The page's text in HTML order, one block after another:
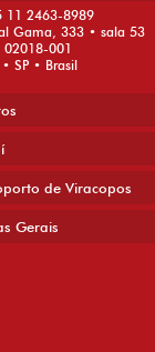
11 2463-8989
Gama, 333 • sala 53
001
SP • Brasil
de Viracopos
Gerais